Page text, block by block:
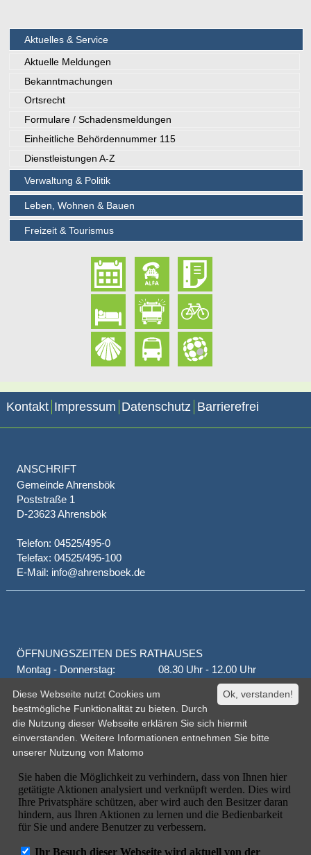
Aktuelles & Service
Aktuelle Meldungen
Bekanntmachungen
Ortsrecht
Formulare / Schadensmeldungen
Einheitliche Behördennummer 115
Dienstleistungen A-Z
Verwaltung & Politik
Leben, Wohnen & Bauen
Freizeit & Tourismus
Kontakt Impressum Datenschutz Barrierefrei
ANSCHRIFT
Gemeinde Ahrensbök
Poststraße 1
D-23623 Ahrensbök
Telefon: 04525/495-0
Telefax: 04525/495-100
E-Mail: info@ahrensboek.de
ÖFFNUNGSZEITEN DES RATHAUSES
Montag - Donnerstag:
08.30 Uhr - 12.00 Uhr
14.00 Uhr - 18.00 Uhr
jeden 1. und 3. Montag
16.00 Uhr - 18.00 Uhr
Freitag
geschlossen
oder nach Vereinbarung
Ok, verstanden!
Diese Webseite nutzt Cookies um
bestmögliche Funktionalität zu bieten. Durch
die Nutzung dieser Webseite erklären Sie sich hiermit
einverstanden. Weitere Informationen entnehmen Sie bitte
unserer Nutzung von Matomo